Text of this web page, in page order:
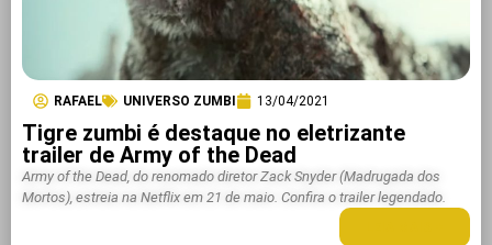
RAFAEL UNIVERSO ZUMBI 13/04/2021
Tigre zumbi é destaque no eletrizante
trailer de Army of the Dead
Army of the Dead, do renomado diretor Zack Snyder (Madrugada dos
Mortos), estreia na Netflix em 21 de maio. Confira o trailer legendado.